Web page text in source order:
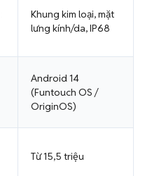
Khung kim loại, mặt
lưng kính/da, IP68
Android 14
(Funtouch OS /
OriginOS)
Từ 15,5 triệu